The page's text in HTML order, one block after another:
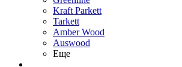
Kraft Parkett
Tarkett
Amber Wood
Auswood
Еще